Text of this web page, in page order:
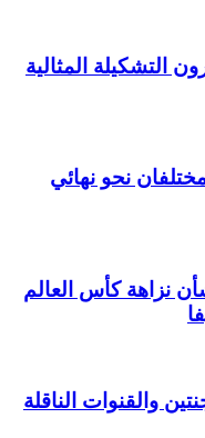
التشكيلة المثالية
نحو نهائي
نزاهة كأس العالم
والقنوات الناقلة